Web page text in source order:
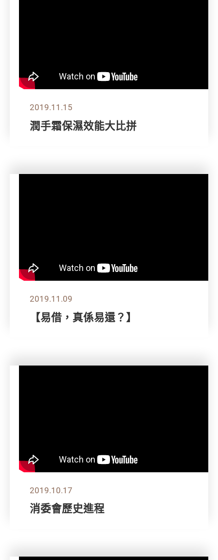
2019.11.15
潤手霜保濕效能大比拼
2019.11.09
【易借，真係易還？】
2019.10.17
消委會歷史進程